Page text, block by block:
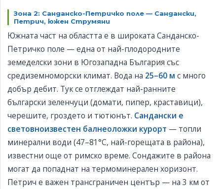
Зона 2: Санданско-Петричко поле — Сандански,
Петрич, южен Струмяни
Южната част на областта е в широката Санданско-
Петричко поле — една от най-плодородните
земеделски зони в Югозападна България със
средиземноморски климат. Вода на 25–60 м с много
добър дебит. Тук се отглеждат най-ранните
български зеленчуци (домати, пипер, краставици),
черешите, гроздето и тютюнът. Сандански е
световноизвестен балнеоложки курорт — топли
минерални води (47–81°C, най-горещата в района),
известни още от римско време. Сондажите в района
могат да попаднат на термоминерален хоризонт.
Петрич е важен трансграничен център — на 3 км от